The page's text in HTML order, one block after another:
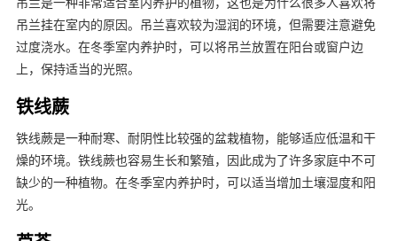
吊兰挂在室内的原因。吊兰喜欢较为湿润的环境，但需要注意避免
过度浇水。在冬季室内养护时，可以将吊兰放置在阳台或窗户边
上，保持适当的光照。
铁线蕨
铁线蕨是一种耐寒、耐阴性比较强的盆栽植物，能够适应低温和干
燥的环境。铁线蕨也容易生长和繁殖，因此成为了许多家庭中不可
缺少的一种植物。在冬季室内养护时，可以适当增加土壤湿度和阳
光。